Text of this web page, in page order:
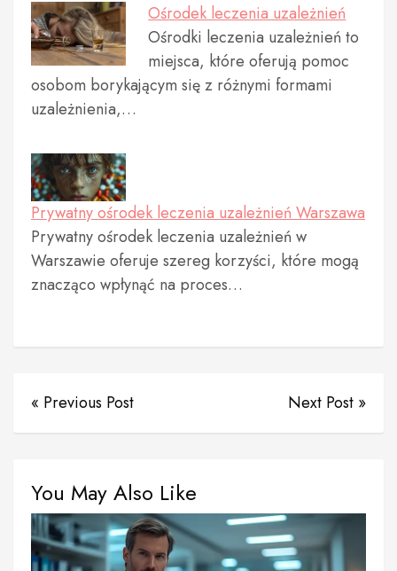
Ośrodek leczenia uzależnień
Ośrodki leczenia uzależnień to
miejsca, które oferują pomoc
osobom borykającym się z różnymi formami
uzależnienia,…
Prywatny ośrodek leczenia uzależnień Warszawa
Prywatny ośrodek leczenia uzależnień w
Warszawie oferuje szereg korzyści, które mogą
znacząco wpłynąć na proces…
« Previous Post Next Post »
You May Also Like